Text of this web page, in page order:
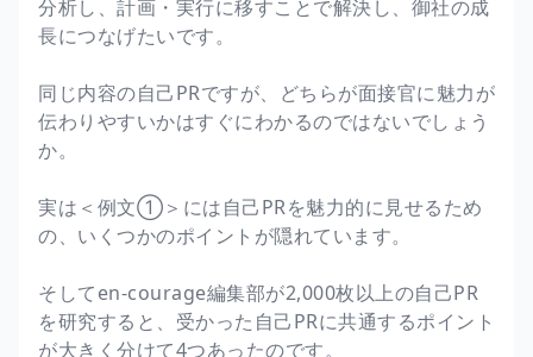
分析し、計画・実行に移すことで解決し、御社の成
長につなげたいです。
同じ内容の自己PRですが、どちらが面接官に魅力が
伝わりやすいかはすぐにわかるのではないでしょう
か。
実は＜例文①＞には自己PRを魅力的に見せるため
の、いくつかのポイントが隠れています。
そしてen-courage編集部が2,000枚以上の自己PR
を研究すると、受かった自己PRに共通するポイント
が大きく分けて4つあったのです。